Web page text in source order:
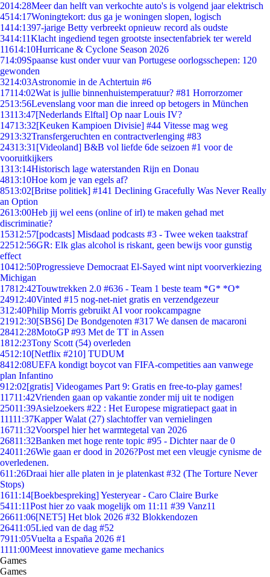
2014:28Meer dan helft van verkochte auto's is volgend jaar elektrisch
4514:17Woningtekort: dus ga je woningen slopen, logisch
1414:1397-jarige Betty verbreekt opnieuw record als oudste
3414:11Klacht ingediend tegen grootste insectenfabriek ter wereld
11614:10Hurricane & Cyclone Season 2026
714:09Spaanse kust onder vuur van Portugese oorlogsschepen: 120
gewonden
3214:03Astronomie in de Achtertuin #6
17114:02Wat is jullie binnenhuistemperatuur? #81 Horrorzomer
2513:56Levenslang voor man die inreed op betogers in München
13113:47[Nederlands Elftal] Op naar Louis IV?
14713:32[Keuken Kampioen Divisie] #44 Vitesse mag weg
2913:32Transfergeruchten en contractverlenging #83
24313:31 [Videoland] B&B vol liefde 6de seizoen #1 voor de
vooruitkijkers
1313:14Historisch lage waterstanden Rijn en Donau
4813:10Hoe kom je van egels af?
8513:02[Britse politiek] #141 Declining Gracefully Was Never Really
an Option
2613:00Heb jij wel eens (online of irl) te maken gehad met
discriminatie?
15312:57[podcasts] Misdaad podcasts #3 - Twee weken taakstraf
22512:56GR: Elk glas alcohol is riskant, geen bewijs voor gunstig
effect
10412:50Progressieve Democraat El-Sayed wint nipt voorverkiezing
Michigan
17812:42Touwtrekken 2.0 #636 - Team 1 beste team *G* *O*
24912:40Vinted #15 nog-net-niet gratis en verzendgezeur
312:40Philip Morris gebruikt AI voor rookcampagne
21912:30[SBS6] De Bondgenoten #317 We dansen de macaroni
28412:28MotoGP #93 Met de TT in Assen
1812:23Tony Scott (54) overleden
4512:10[Netflix #210] TUDUM
8412:08UEFA kondigt boycot van FIFA-competities aan vanwege
plan Infantino
912:02[gratis] Videogames Part 9: Gratis en free-to-play games!
11711:42Vrienden gaan op vakantie zonder mij uit te nodigen
25011:39Asielzoekers #22 : Het Europese migratiepact gaat in
11111:37Kapper Walat (27) slachtoffer van vernielingen
16711:32Voorspel hier het warmtegetal van 2026
26811:32Banken met hoge rente topic #95 - Dichter naar de 0
24011:26Wie gaan er dood in 2026?Post met een vleugje cynisme de
overledenen.
611:26Draai hier alle platen in je platenkast #32 (The Torture Never
Stops)
1611:14[Boekbespreking] Yesteryear - Caro Claire Burke
5411:11Post hier zo vaak mogelijk om 11:11 #39 Vanz11
26611:06[NET5] Het blok 2026 #32 Blokkendozen
26411:05Lied van de dag #52
7911:05Vuelta a España 2026 #1
1111:00Meest innovatieve game mechanics
Games
Games